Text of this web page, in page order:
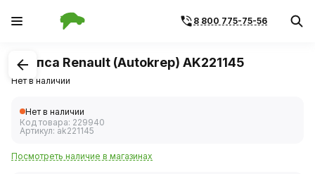
8 800 775-75-56
1/1
Клипса Renault (Autokrep) AK221145
Нет в наличии
Нет в наличии
Код товара: 229940
Артикул: ak221145
Посмотреть наличие в магазинах